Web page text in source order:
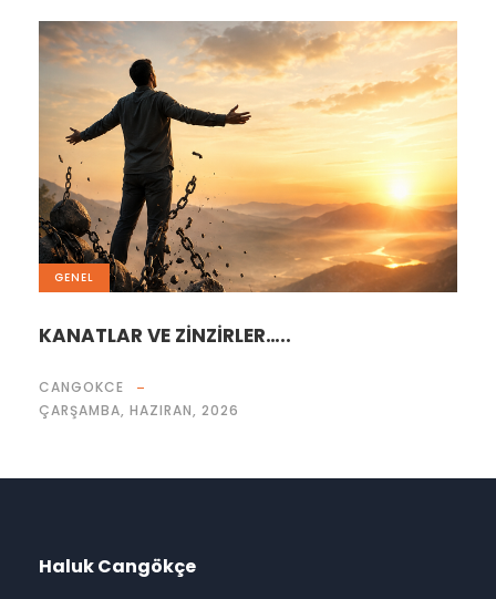
GENEL
KANATLAR VE ZİNZİRLER…..
CANGOKCE
ÇARŞAMBA, HAZIRAN, 2026
Haluk Cangökçe